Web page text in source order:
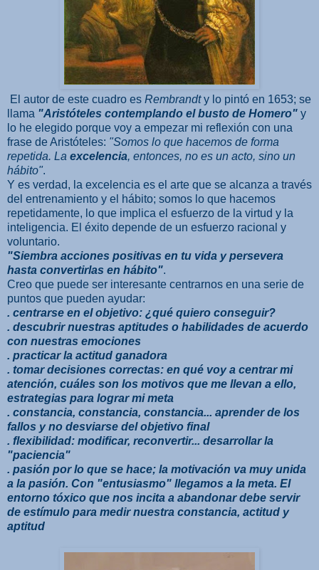
El autor de este cuadro es Rembrandty lo pintó en 1653; se
llama "Aristóteles contemplando el busto de Homero" y
lo he elegido porque voy a empezar mi reflexión con una
frase de Aristóteles: "Somos lo que hacemos de forma
repetida. La excelencia, entonces, no es un acto, sino un
hábito".
Y es verdad, la excelencia es el arte que se alcanza a través
del entrenamiento y el hábito; somos lo que hacemos
repetidamente, lo que implica el esfuerzo de la virtud y la
inteligencia. El éxito depende de un esfuerzo racional y
voluntario.
"Siembra acciones positivas en tu vida y persevera
hasta convertirlas en hábito".
Creo que puede ser interesante centrarnos en una serie de
puntos que pueden ayudar:
. centrarse en el objetivo: ¿qué quiero conseguir?
. descubrir nuestras aptitudes o habilidades de acuerdo
con nuestras emociones
. practicar la actitud ganadora
. tomar decisiones correctas: en qué voy a centrar mi
atención, cuáles son los motivos que me llevan a ello,
estrategias para lograr mi meta
. constancia, constancia, constancia... aprender de los
fallos y no desviarse del objetivo final
. flexibilidad: modificar, reconvertir... desarrollar la
"paciencia"
. pasión por lo que se hace; la motivación va muy unida
a la pasión. Con "entusiasmo" llegamos a la meta. El
entorno tóxico que nos incita a abandonar debe servir
de estímulo para medir nuestra constancia, actitud y
aptitud